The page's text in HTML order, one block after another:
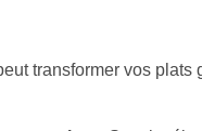
transformer vos